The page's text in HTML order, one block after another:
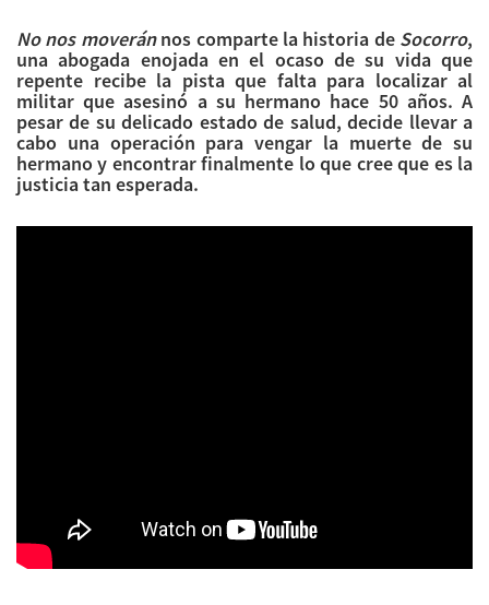
No nos moveránnos comparte la historia de Socorro,
una abogada enojada en el ocaso de su vida que
repente recibe la pista que falta para localizar al
militar que asesinó a su hermano hace 50 años. A
pesar de su delicado estado de salud, decide llevar a
cabo una operación para vengar la muerte de su
hermano y encontrar finalmente lo que cree que es la
justicia tan esperada.